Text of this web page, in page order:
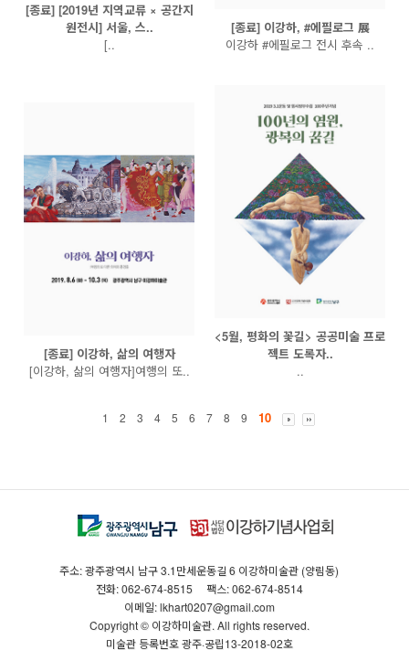
[종료] [2019년 지역교류 × 공간지
원전시] 서울, 스..
[..
[종료] 이강하, #에필로그 展
이강하 #에필로그 전시 후속 ..
[종료] 이강하, 삶의 여행자
[이강하, 삶의 여행자]여행의 또..
<5월, 평화의 꽃길> 공공미술 프로
젝트 도록자..
..
1 2 3 4 5 6 7 8 9 10
주소: 광주광역시 남구 3.1만세운동길 6 이강하미술관 (양림동)
전화: 062-674-8515
팩스: 062-674-8514
이메일: lkhart0207@gmail.com
Copyright © 이강하미술관. All rights reserved.
미술관 등록번호 광주·공립13-2018-02호